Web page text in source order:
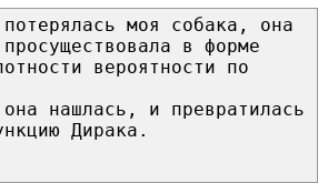
моя собака, она
в форме
вероятности по
нашлась, и превратилась
Дирака.